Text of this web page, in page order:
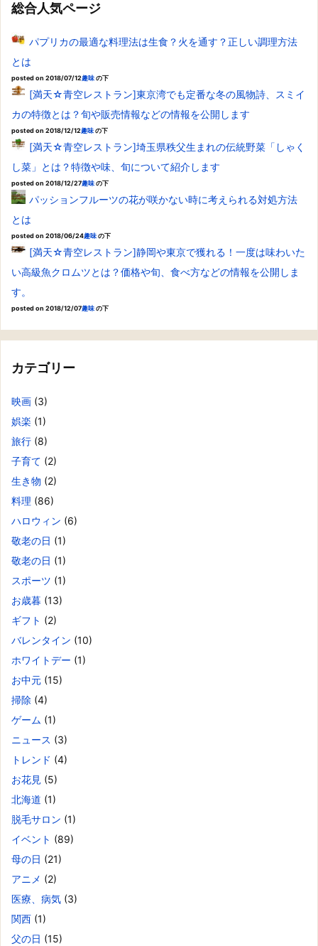
総合人気ページ
パプリカの最適な料理法は生食？火を通す？正しい調理方法
とは
posted on 2018/07/12趣味の下
[満天☆青空レストラン]東京湾でも定番な冬の風物詩、スミイ
カの特徴とは？旬や販売情報などの情報を公開します
posted on 2018/12/12趣味の下
[満天☆青空レストラン]埼玉県秩父生まれの伝統野菜「しゃく
し菜」とは？特徴や味、旬について紹介します
posted on 2018/12/27趣味の下
パッションフルーツの花が咲かない時に考えられる対処方法
とは
posted on 2018/06/24趣味の下
[満天☆青空レストラン]静岡や東京で獲れる！一度は味わいた
い高級魚クロムツとは？価格や旬、食べ方などの情報を公開しま
す。
posted on 2018/12/07趣味の下
カテゴリー
映画 (3)
娯楽 (1)
旅行 (8)
子育て (2)
生き物 (2)
料理 (86)
ハロウィン (6)
敬老の日 (1)
敬老の日 (1)
スポーツ (1)
お歳暮 (13)
ギフト (2)
バレンタイン (10)
ホワイトデー (1)
お中元 (15)
掃除 (4)
ゲーム (1)
ニュース (3)
トレンド (4)
お花見 (5)
北海道 (1)
脱毛サロン (1)
イベント (89)
母の日 (21)
アニメ (2)
医療、病気 (3)
関西 (1)
父の日 (15)